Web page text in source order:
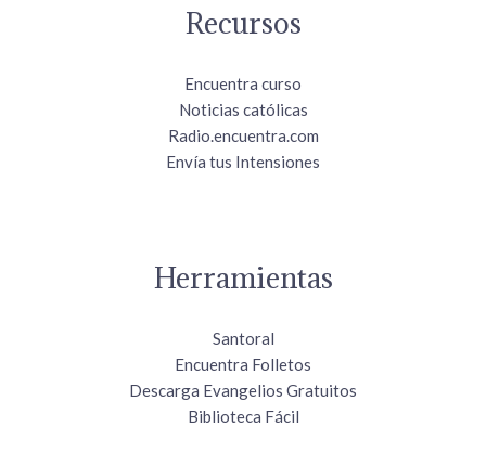
Recursos
Encuentra curso
Noticias católicas
Radio.encuentra.com
Envía tus Intensiones
Herramientas
Santoral
Encuentra Folletos
Descarga Evangelios Gratuitos
Biblioteca Fácil